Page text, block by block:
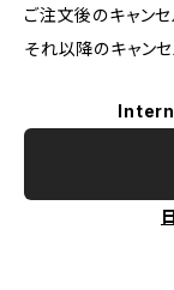
ご注文後のキャン
それ以降のキャン